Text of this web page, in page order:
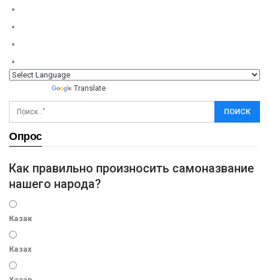
Translate
Опрос
Как правильно произносить самоназвание
нашего народа?
Казак
Казах